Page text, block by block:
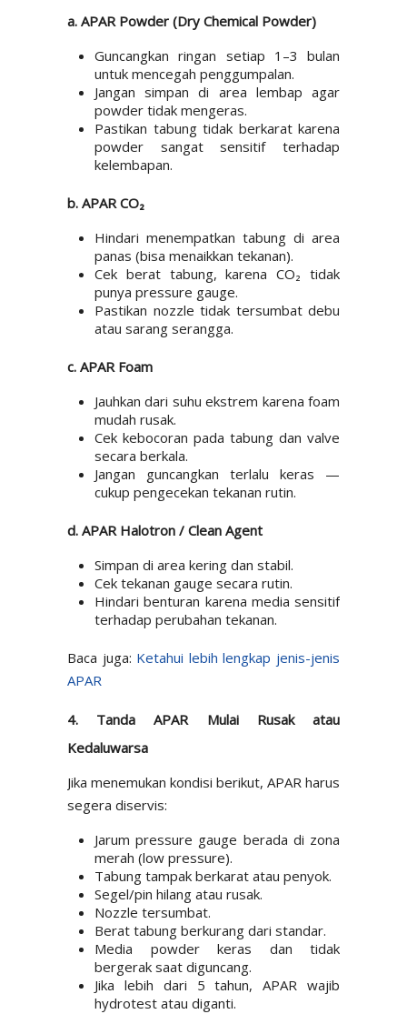
a. APAR Powder (Dry Chemical Powder)
Guncangkan ringan setiap 1–3 bulan
untuk mencegah penggumpalan.
Jangan simpan di area lembap agar
powder tidak mengeras.
Pastikan tabung tidak berkarat karena
powder sangat sensitif terhadap
kelembapan.
b. APAR CO₂
Hindari menempatkan tabung di area
panas (bisa menaikkan tekanan).
Cek berat tabung, karena CO₂ tidak
punya pressure gauge.
Pastikan nozzle tidak tersumbat debu
atau sarang serangga.
c. APAR Foam
Jauhkan dari suhu ekstrem karena foam
mudah rusak.
Cek kebocoran pada tabung dan valve
secara berkala.
Jangan guncangkan terlalu keras —
cukup pengecekan tekanan rutin.
d. APAR Halotron / Clean Agent
Simpan di area kering dan stabil.
Cek tekanan gauge secara rutin.
Hindari benturan karena media sensitif
terhadap perubahan tekanan.
Baca juga: Ketahui lebih lengkap jenis-jenis
APAR
4. Tanda APAR Mulai Rusak atau
Kedaluwarsa
Jika menemukan kondisi berikut, APAR harus
segera diservis:
Jarum pressure gauge berada di zona
merah (low pressure).
Tabung tampak berkarat atau penyok.
Segel/pin hilang atau rusak.
Nozzle tersumbat.
Berat tabung berkurang dari standar.
Media powder keras dan tidak
bergerak saat diguncang.
Jika lebih dari 5 tahun, APAR wajib
hydrotest atau diganti.